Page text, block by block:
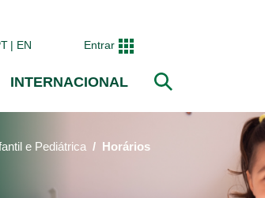
EN Entrar
INTERNACIONAL
e Pediátrica Horários